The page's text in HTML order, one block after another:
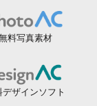
料写真素材
ザインソフト